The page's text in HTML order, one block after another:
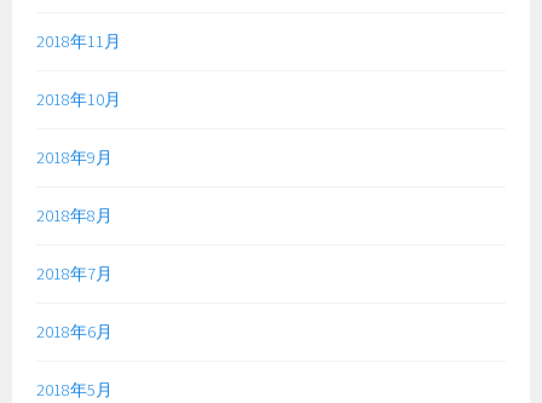
2018年11月
2018年10月
2018年9月
2018年8月
2018年7月
2018年6月
2018年5月